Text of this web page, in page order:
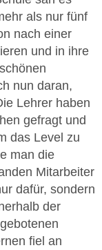
als nur fünf
nach einer
und in ihre
nun daran,
Lehrer haben
gefragt und
das Level zu
man die
Mitarbeiter
dafür, sondern
der
fiel an